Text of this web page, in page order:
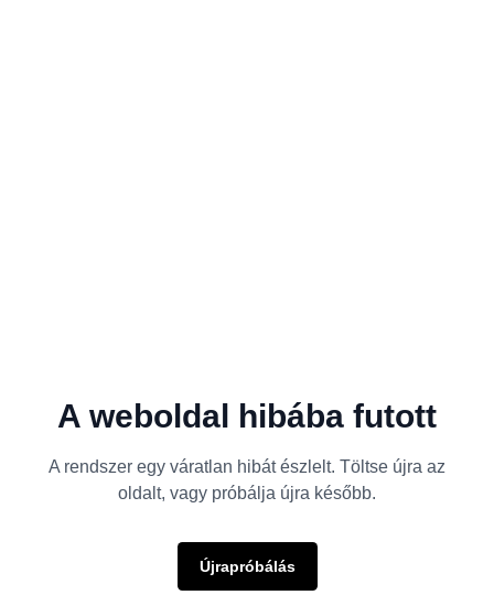
A weboldal hibába futott
A rendszer egy váratlan hibát észlelt. Töltse újra az
oldalt, vagy próbálja újra később.
Újrapróbálás